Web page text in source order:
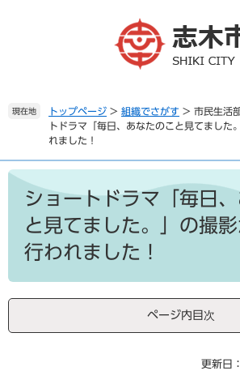
本
現在地 トップページ > 組織でさがす > 市民生活
トドラマ「毎日、あなたのこと見てました
れました！
本
ショートドラマ「毎日
と見てました。」の撮
行われました！
ページ内目次
更新日